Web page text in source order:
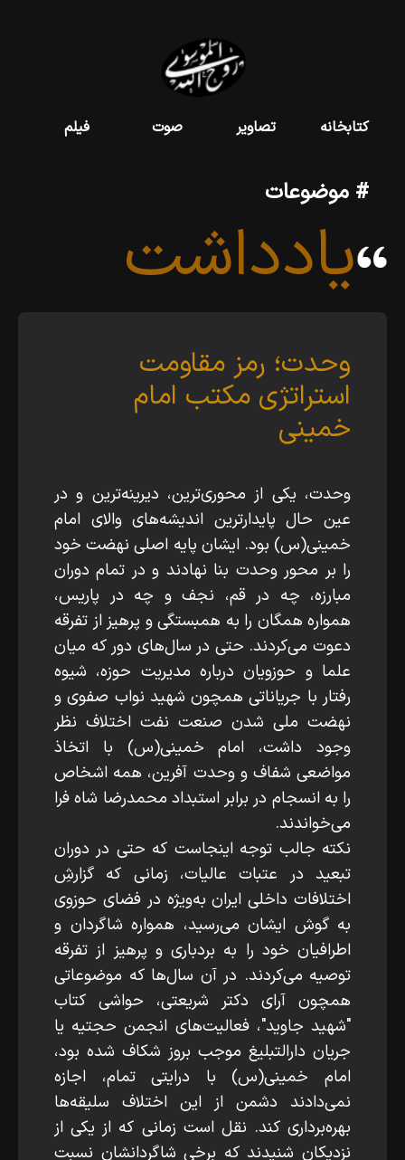
کتابخانه تصاویر صوت فیلم
# موضوعات
یادداشت
وحدت؛ رمز مقاومت
استراتژی مکتب امام
خمینی
وحدت، یکی از محوری‌ترین، دیرینه‌ترین و در
عین حال پایدارترین اندیشه‌های والای امام
خمینی(س) بود. ایشان پایه اصلی نهضت خود
را بر محور وحدت بنا نهادند و در تمام دوران
مبارزه، چه در قم، نجف و چه در پاریس،
همواره همگان را به همبستگی و پرهیز از تفرقه
دعوت می‌کردند. حتی در سال‌های دور که میان
علما و حوزویان درباره مدیریت حوزه، شیوه‌
رفتار با جریاناتی همچون شهید نواب صفوی و
نهضت ملی شدن صنعت نفت اختلاف‌ نظر
وجود داشت، امام خمینی(س) با اتخاذ
مواضعی شفاف و وحدت‌ آفرین، همه اشخاص
را به انسجام در برابر استبداد محمدرضا شاه فرا
می‌خواندند.
نکته جالب‌ توجه اینجاست که حتی در دوران
تبعید در عتبات عالیات، زمانی که گزارشِ
اختلافات داخلی ایران به‌ویژه در فضای حوزوی
به گوش ایشان می‌رسید، همواره شاگردان و
اطرافیان خود را به بردباری و پرهیز از تفرقه
توصیه می‌کردند. در آن سال‌ها که موضوعاتی
همچون آرای دکتر شریعتی، حواشی کتاب
"شهید جاوید"، فعالیت‌های انجمن حجتیه یا
جریان دارالتبلیغ موجب بروز شکاف شده بود،
امام خمینی(س) با درایتی تمام، اجازه
نمی‌دادند دشمن از این اختلاف‌ سلیقه‌ها
بهره‌برداری کند. نقل است زمانی که از یکی از
نزدیکان شنیدند که برخی شاگردانشان نسبت